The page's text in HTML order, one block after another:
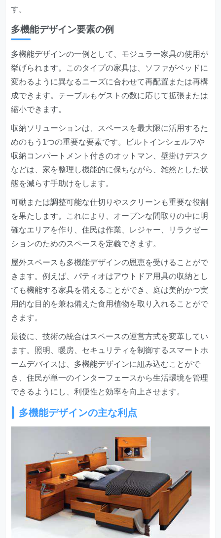
す。
多機能デザイン要素の例
多機能デザインの一例として、モジュラー家具の使用が
挙げられます。このタイプの家具は、ソファがベッドに
変わるように異なるニーズに合わせて再配置または再構
成できます。テーブルもゲストの数に応じて拡張または
縮小できます。
収納ソリューションは、スペースを最大限に活用するた
めのもう1つの重要な要素です。ビルトインシェルフや
収納コンパートメント付きのオットマン、壁掛けデスク
などは、家を整理し機能的に保ちながら、雑然とした状
態を減らす手助けをします。
可動または調整可能な仕切りやスクリーンも重要な役割
を果たします。これにより、オープンな間取りの中に明
確なエリアを作り、住民は作業、レジャー、リラクゼー
ションのためのスペースを定義できます。
屋外スペースも多機能デザインの恩恵を受けることがで
きます。例えば、パティオはアウトドア用具の収納とし
ても機能する家具を備えることができ、庭は美的かつ実
用的な目的を兼ね備えた食用植物を取り入れることがで
きます。
最後に、技術の統合はスペースの運営方式を変革してい
ます。照明、暖房、セキュリティを制御するスマートホ
ームデバイスは、多機能デザインに組み込むことがで
き、住民が単一のインターフェースから生活環境を管理
できるようにし、利便性と効率を向上させます。
多機能デザインの主な利点